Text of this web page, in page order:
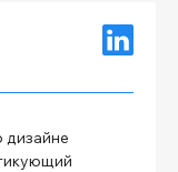
дизайне